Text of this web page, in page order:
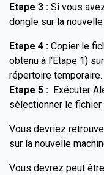
Etape 3 : Si vous
dongle sur la nouvelle
Etape 4 : Copier le
obtenu à l'Etape 1)
répertoire temporaire.
Etape 5 : Exécuter
sélectionner le fichier
Vous devriez
sur la nouvelle
Vous devrez peut